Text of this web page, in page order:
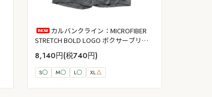
カルバンクライン：MICROFIBER
STRETCH BOLD LOGO ボクサーブリー
フ 5PK (ブラック／タービュランス／ダ
スティギャラクシー／ブラック／ウルフ
グレー)
8,140円(税740円)
S〇 M〇 L〇 XL△